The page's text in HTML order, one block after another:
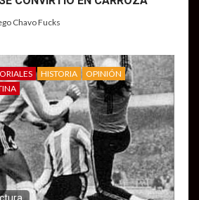
Chavo Fucks
HISTORIA
OPINIÓN